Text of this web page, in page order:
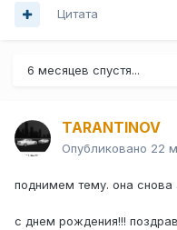
Цитата
6 месяцев спустя...
TARANTINOV
Опубликовано 22
поднимем тему. она снова
с днем рождения!!!